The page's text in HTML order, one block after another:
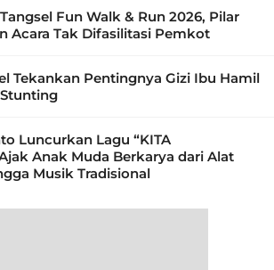
Fun Walk & Run 2026, Pilar
Acara Tak Difasilitasi Pemkot
Tekankan Pentingnya Gizi Ibu Hamil
Luncurkan Lagu “KITA
Ajak Anak Muda Berkarya dari Alat
Musik Tradisional